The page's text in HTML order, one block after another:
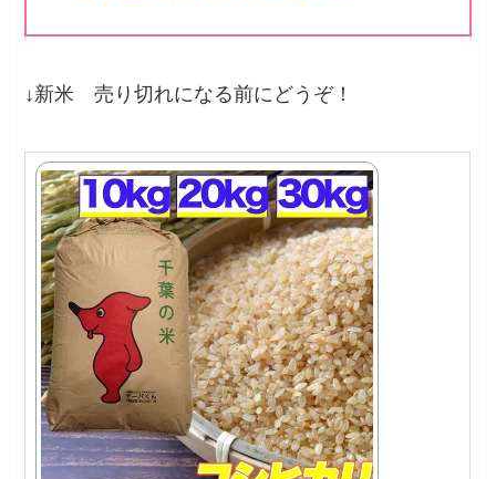
↓新米 売り切れになる前にどうぞ！